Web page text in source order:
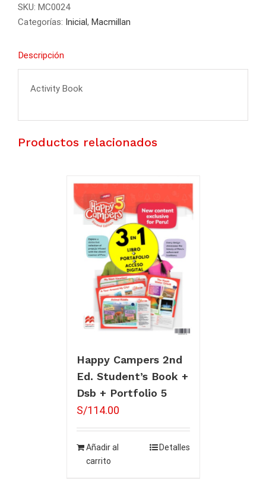
2ND
ED
BOOK
1
cantidad
SKU: MC0024
Categorías: Inicial, Macmillan
Descripción
Activity Book
Productos relacionados
Happy Campers 2nd
Ed. Student’s Book +
Dsb + Portfolio 5
S/114.00
Añadir al
carrito
Detalles